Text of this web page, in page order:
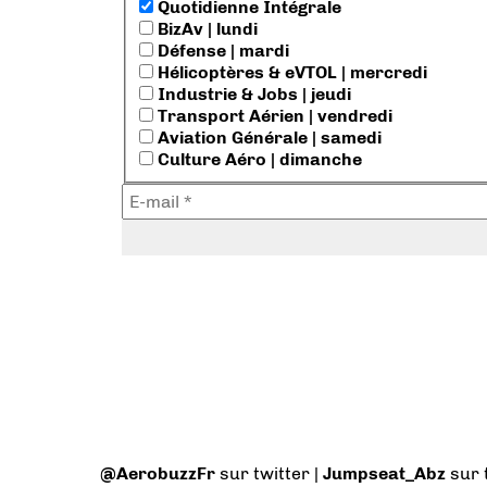
Quotidienne Intégrale
BizAv | lundi
Défense | mardi
Hélicoptères & eVTOL | mercredi
Industrie & Jobs | jeudi
Transport Aérien | vendredi
Aviation Générale | samedi
Culture Aéro | dimanche
@AerobuzzFr sur twitter | Jumpseat_Abz sur